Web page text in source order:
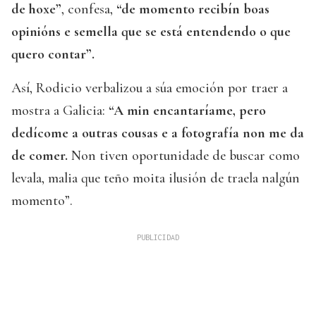
de hoxe”, confesa, “de momento recibín boas
opinións e semella que se está entendendo o que
quero contar”.
Así, Rodicio verbalizou a súa emoción por traer a
mostra a Galicia: “A min encantaríame, pero
dedícome a outras cousas e a fotografía non me da
de comer. Non tiven oportunidade de buscar como
levala, malia que teño moita ilusión de traela nalgún
momento”.